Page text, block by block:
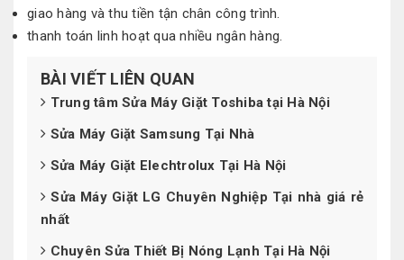
giao hàng và thu tiền tận chân công trình.
thanh toán linh hoạt qua nhiều ngân hàng.
BÀI VIẾT LIÊN QUAN
Trung tâm Sửa Máy Giặt Toshiba tại Hà Nội
Sửa Máy Giặt Samsung Tại Nhà
Sửa Máy Giặt Elechtrolux Tại Hà Nội
Sửa Máy Giặt LG Chuyên Nghiệp Tại nhà giá rẻ
nhất
Chuyên Sửa Thiết Bị Nóng Lạnh Tại Hà Nội